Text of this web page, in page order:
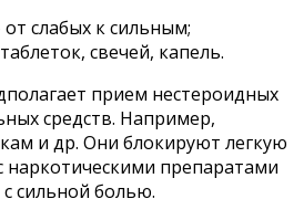
слабых к сильным;
свечей, капель.
прием нестероидных
средств. Например,
и др. Они блокируют легкую
наркотическими препаратами
сильной болью.